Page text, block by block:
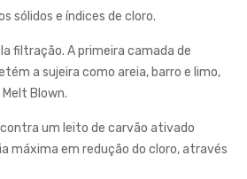
sólidos e índices de cloro.
filtração. A primeira camada de
a sujeira como areia, barro e limo,
Blown.
um leito de carvão ativado
máxima em redução do cloro, através